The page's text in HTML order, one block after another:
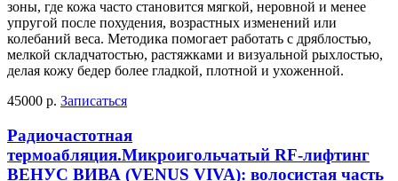
зоны, где кожа часто становится мягкой, неровной и менее
упругой после похудения, возрастных изменений или
колебаний веса. Методика помогает работать с дряблостью,
мелкой складчатостью, растяжками и визуальной рыхлостью,
делая кожу бедер более гладкой, плотной и ухоженной.
45000 р. Записаться
Радиочастотная
термоабляция.Микроигольчатый RF-лифтинг
ВЕНУС ВИВА (VENUS VIVA): волосистая часть